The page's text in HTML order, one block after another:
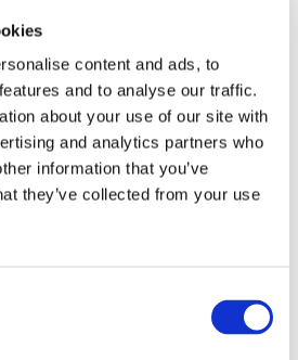
content and ads, to
and to analyse our traffic.
about your use of our site with
and analytics partners who
information that you’ve
they’ve collected from your use
sina goda